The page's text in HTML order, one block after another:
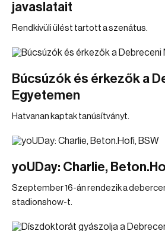
javaslatait
Rendkívüli ülést tartott a szenátus.
Búcsúzók és érkezők a
Egyetemen
Hatvanan kaptak tanúsítványt.
yoUDay: Charlie,
Szeptember 16-án rendezik a
stadionshow-t.